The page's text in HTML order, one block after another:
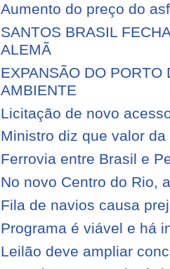
Aumento do preço do
SANTOS BRASIL
ALEMÃ
EXPANSÃO DO PORTO
AMBIENTE
Licitação de novo
Ministro diz que valor
Ferrovia entre Brasil e
No novo Centro do Rio,
Fila de navios causa
Programa é viável e há
Leilão deve ampliar